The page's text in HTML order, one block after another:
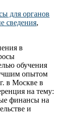
для органов
сведения,
в
обучения
опытом
в Москве в
на тему:
финансы на
и